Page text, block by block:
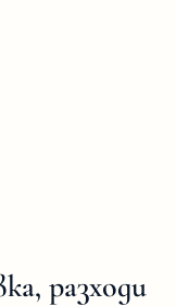
разходи